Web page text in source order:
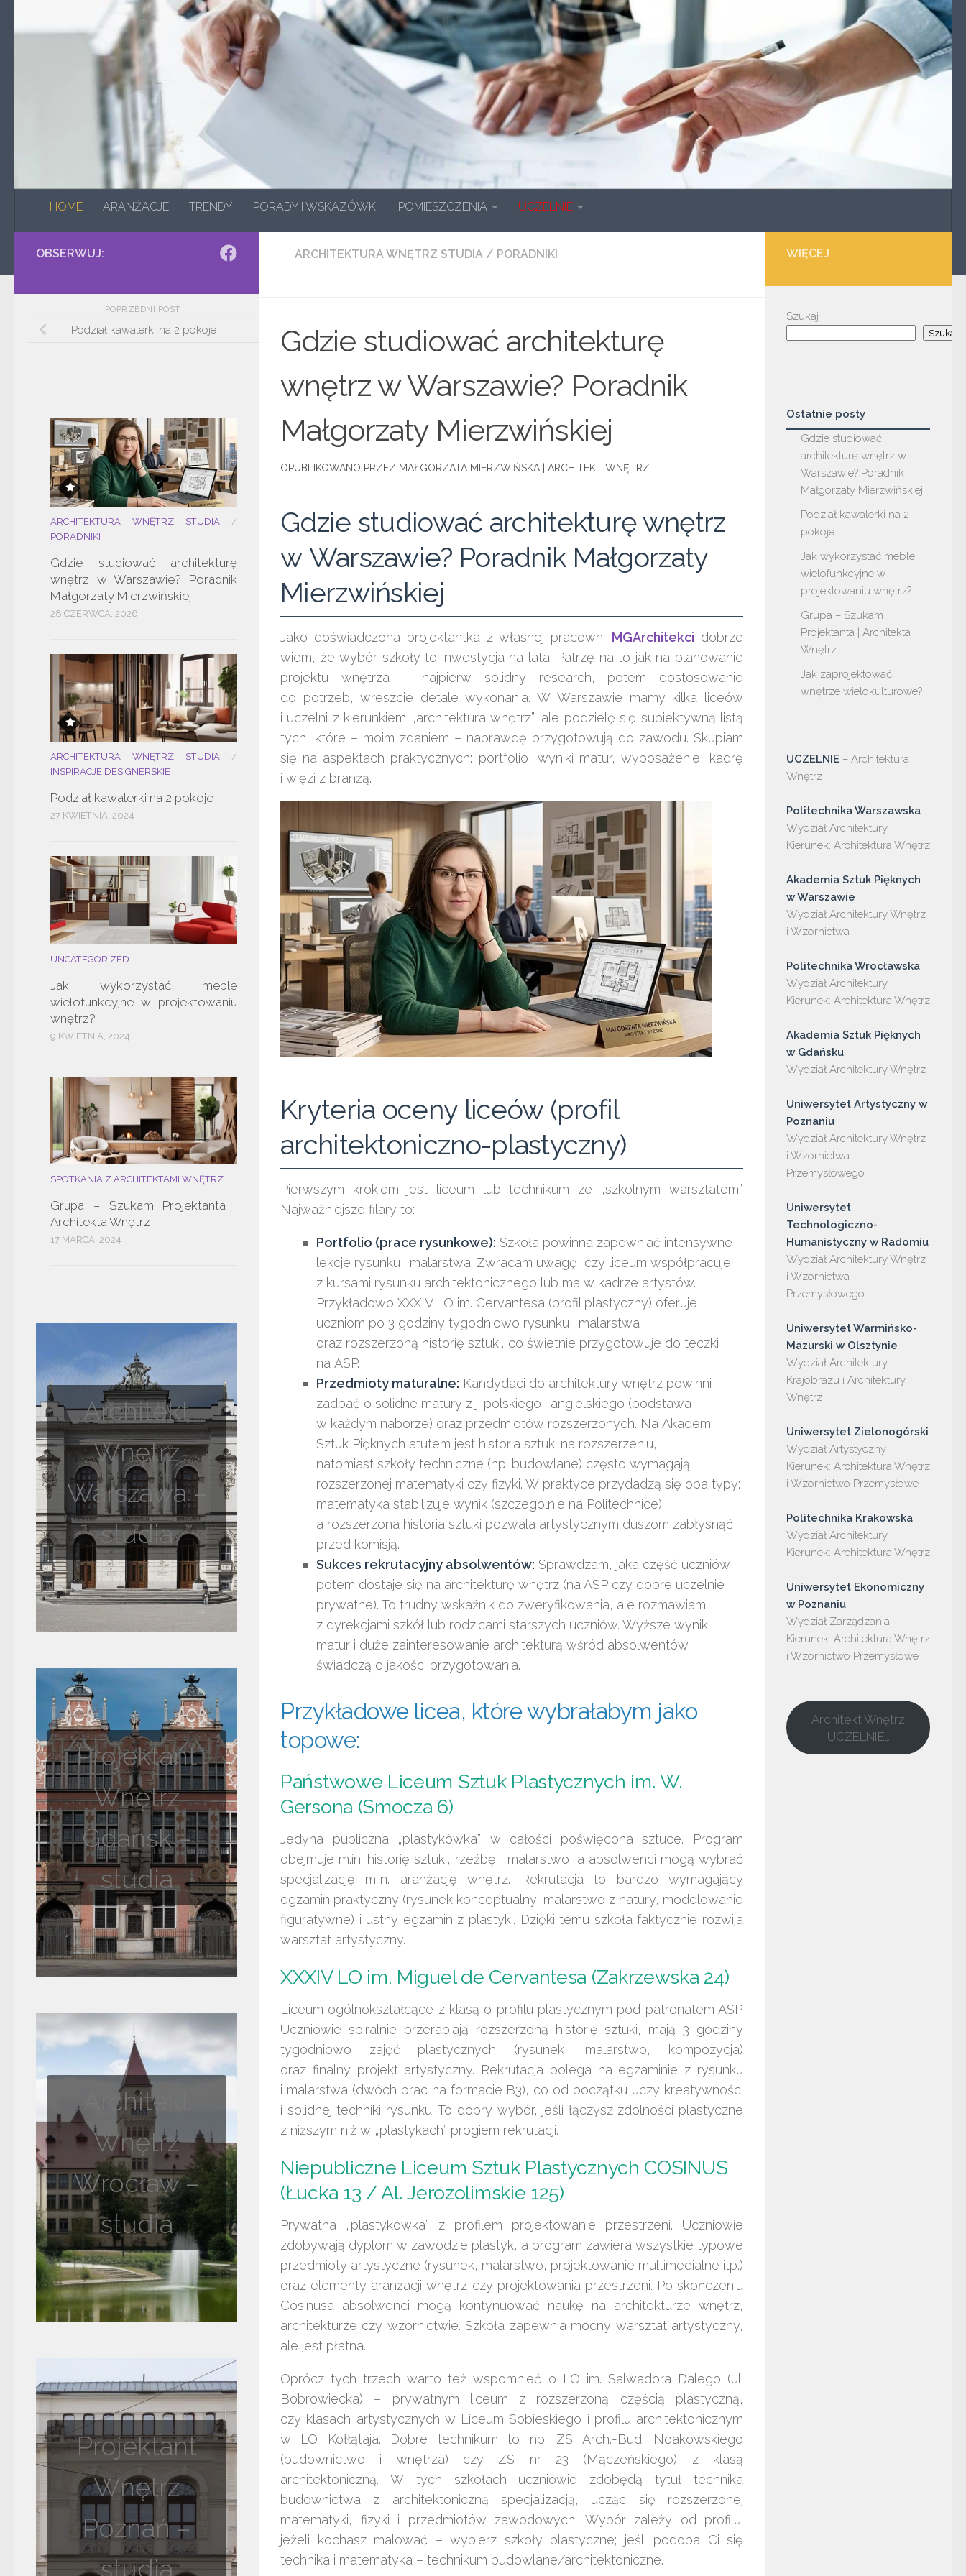
HOME ARANŻACJE TRENDY PORADY I WSKAZÓWKI POMIESZCZENIA UCZELNIE
ARCHITEKTURA WNĘTRZ STUDIA / PORADNIKI
Gdzie studiować architekturę
wnętrz w Warszawie? Poradnik
Małgorzaty Mierzwińskiej
Gdzie studiować architekturę wnętrz
w Warszawie? Poradnik Małgorzaty
Mierzwińskiej
Jako doświadczona projektantka z własnej pracowni MGArchitekci dobrze
wiem, że wybór szkoły to inwestycja na lata. Patrzę na to jak na planowanie
projektu wnętrza – najpierw solidny research, potem dostosowanie
do potrzeb, wreszcie detale wykonania. W Warszawie mamy kilka liceów
i uczelni z kierunkiem „architektura wnętrz”, ale podzielę się subiektywną listą
tych, które – moim zdaniem – naprawdę przygotowują do zawodu. Skupiam
się na aspektach praktycznych: portfolio, wyniki matur, wyposażenie, kadrę
i więzi z branżą.
Kryteria oceny liceów (profil
architektoniczno-plastyczny)
Pierwszym krokiem jest liceum lub technikum ze „szkolnym warsztatem”.
Najważniejsze filary to:
Portfolio (prace rysunkowe): Szkoła powinna zapewniać intensywne
lekcje rysunku i malarstwa. Zwracam uwagę, czy liceum współpracuje
z kursami rysunku architektonicznego lub ma w kadrze artystów.
Przykładowo XXXIV LO im. Cervantesa (profil plastyczny) oferuje
uczniom po 3 godziny tygodniowo rysunku i malarstwa
oraz rozszerzoną historię sztuki, co świetnie przygotowuje do teczki
na ASP.
Przedmioty maturalne: Kandydaci do architektury wnętrz powinni
zadbać o solidne matury z j. polskiego i angielskiego (podstawa
w każdym naborze) oraz przedmiotów rozszerzonych. Na Akademii
Sztuk Pięknych atutem jest historia sztuki na rozszerzeniu,
natomiast szkoły techniczne (np. budowlane) często wymagają
rozszerzonej matematyki czy fizyki. W praktyce przydadzą się oba typy:
matematyka stabilizuje wynik (szczególnie na Politechnice)
a rozszerzona historia sztuki pozwala artystycznym duszom zabłysnąć
przed komisją.
Sukces rekrutacyjny absolwentów: Sprawdzam, jaka część uczniów
potem dostaje się na architekturę wnętrz (na ASP czy dobre uczelnie
prywatne). To trudny wskaźnik do zweryfikowania, ale rozmawiam
z dyrekcjami szkół lub rodzicami starszych uczniów. Wyższe wyniki
matur i duże zainteresowanie architekturą wśród absolwentów
świadczą o jakości przygotowania.
Przykładowe licea, które wybrałabym jako
topowe:
Państwowe Liceum Sztuk Plastycznych im. W.
Gersona (Smocza 6)
Jedyna publiczna „plastykówka” w całości poświęcona sztuce. Program
obejmuje m.in. historię sztuki, rzeźbę i malarstwo, a absolwenci mogą wybrać
specjalizację m.in. aranżację wnętrz. Rekrutacja to bardzo wymagający
egzamin praktyczny (rysunek konceptualny, malarstwo z natury, modelowanie
figuratywne) i ustny egzamin z plastyki. Dzięki temu szkoła faktycznie rozwija
warsztat artystyczny.
XXXIV LO im. Miguel de Cervantesa (Zakrzewska 24)
Liceum ogólnokształcące z klasą o profilu plastycznym pod patronatem ASP.
Uczniowie spiralnie przerabiają rozszerzoną historię sztuki, mają 3 godziny
tygodniowo zajęć plastycznych (rysunek, malarstwo, kompozycja)
oraz finalny projekt artystyczny. Rekrutacja polega na egzaminie z rysunku
i malarstwa (dwóch prac na formacie B3), co od początku uczy kreatywności
i solidnej techniki rysunku. To dobry wybór, jeśli łączysz zdolności plastyczne
z niższym niż w „plastykach” progiem rekrutacji.
Niepubliczne Liceum Sztuk Plastycznych COSINUS
(Łucka 13 / Al. Jerozolimskie 125)
Prywatna „plastykówka” z profilem projektowanie przestrzeni. Uczniowie
zdobywają dyplom w zawodzie plastyk, a program zawiera wszystkie typowe
przedmioty artystyczne (rysunek, malarstwo, projektowanie multimedialne itp.)
oraz elementy aranżacji wnętrz czy projektowania przestrzeni. Po skończeniu
Cosinusa absolwenci mogą kontynuować naukę na architekturze wnętrz,
architekturze czy wzornictwie. Szkoła zapewnia mocny warsztat artystyczny,
ale jest płatna.
Oprócz tych trzech warto też wspomnieć o LO im. Salwadora Dalego (ul.
Bobrowiecka) – prywatnym liceum z rozszerzoną częścią plastyczną,
czy klasach artystycznych w Liceum Sobieskiego i profilu architektonicznym
w LO Kołłątaja. Dobre technikum to np. ZS Arch.-Bud. Noakowskiego
(budownictwo i wnętrza) czy ZS nr 23 (Mączeńskiego) z klasą
architektoniczną. W tych szkołach uczniowie zdobędą tytuł technika
budownictwa z architektoniczną specjalizacją, ucząc się rozszerzonej
matematyki, fizyki i przedmiotów zawodowych. Wybór zależy od profilu:
jeżeli kochasz malować – wybierz szkoły plastyczne; jeśli podoba Ci się
technika i matematyka – technikum budowlane/architektoniczne.
OBSERWUJ:
POPRZEDNI POST
Podział kawalerki na 2 pokoje
ARCHITEKTURA WNĘTRZ STUDIA /
PORADNIKI
Gdzie studiować architekturę
wnętrz w Warszawie? Poradnik
Małgorzaty Mierzwińskiej
28 CZERWCA, 2026
ARCHITEKTURA WNĘTRZ STUDIA /
INSPIRACJE DESIGNERSKIE
Podział kawalerki na 2 pokoje
27 KWIETNIA, 2024
UNCATEGORIZED
Jak wykorzystać meble
wielofunkcyjne w projektowaniu
wnętrz?
9 KWIETNIA, 2024
SPOTKANIA Z ARCHITEKTAMI WNĘTRZ
Grupa – Szukam Projektanta |
Architekta Wnętrz
17 MARCA, 2024
Architekt
Wnętrz
Warszawa –
studia
Projektant
Wnętrz
Gdańsk –
studia
Architekt
Wnętrz
Wrocław –
studia
Projektant
Wnętrz
Poznań –
studia
WIĘCEJ
Szukaj
Szukaj
Ostatnie posty
Gdzie studiować
architekturę wnętrz w
Warszawie? Poradnik
Małgorzaty Mierzwińskiej
Podział kawalerki na 2
pokoje
Jak wykorzystać meble
wielofunkcyjne w
projektowaniu wnętrz?
Grupa – Szukam
Projektanta | Architekta
Wnętrz
Jak zaprojektować
wnętrze wielokulturowe?
UCZELNIE – Architektura
Wnętrz
Politechnika Warszawska
Wydział Architektury
Kierunek: Architektura Wnętrz
Akademia Sztuk Pięknych
w Warszawie
Wydział Architektury Wnętrz
i Wzornictwa
Wydział Architektury
Kierunek: Architektura Wnętrz
Akademia Sztuk Pięknych
Wydział Architektury Wnętrz
Uniwersytet Artystyczny w
Wydział Architektury Wnętrz
i Wzornictwa
Przemysłowego
Uniwersytet
Technologiczno-
Wydział Architektury Wnętrz
i Wzornictwa
Przemysłowego
Uniwersytet Warmińsko-
Wydział Architektury
Krajobrazu i Architektury
Wnętrz
Wydział Artystyczny
Kierunek: Architektura Wnętrz
i Wzornictwo Przemysłowe
Wydział Architektury
Kierunek: Architektura Wnętrz
Uniwersytet Ekonomiczny
Wydział Zarządzania
Kierunek: Architektura Wnętrz
i Wzornictwo Przemysłowe
Architekt Wnętrz
UCZELNIE…